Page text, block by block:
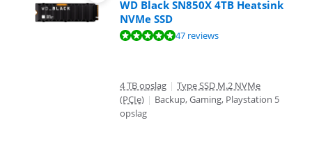
WD Black SN850X 4TB Heatsink
NVMe SSD
Beoordeling is 9,5 van de 10, gebaseerd op 47 reviews.
47 reviews
4 TB opslag | Type SSD M.2 NVMe
(PCIe) | Backup, Gaming, Playstation 5
opslag